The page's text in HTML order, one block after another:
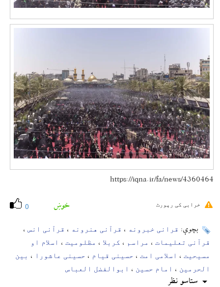
https://iqna.ir/fa/news/4360464
0 خوښ خرابی کی رپورٹ
بچوې: قرانی خبرونه ، قرآنی هنرونه ، قرآنی انس ،
قرآنی تعلیمات ، مراسم ، کربلا ، مظلومیت ، اسلام او
مسیحیت ، اسلامی امت ، حسینی قیام ، حسینی عاشورا ، بین
الحرمین ، امام حسین ، ابوالفضل العباس
ستاسو نظر